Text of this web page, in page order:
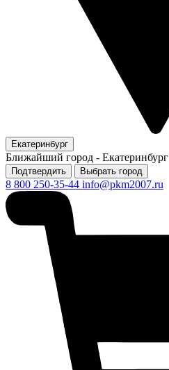
Екатеринбург
Ближайший город - Екатеринбург
Подтвердить Выбрать город
8 800 250-35-44 info@pkm2007.ru